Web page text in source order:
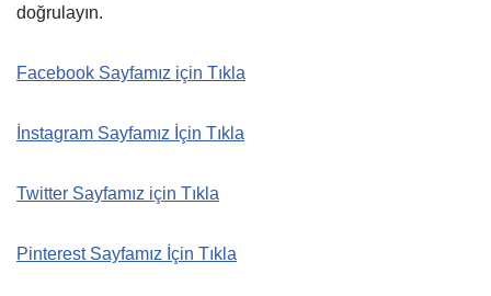
doğrulayın.
Facebook Sayfamız için Tıkla
İnstagram Sayfamız İçin Tıkla
Twitter Sayfamız için Tıkla
Pinterest Sayfamız İçin Tıkla